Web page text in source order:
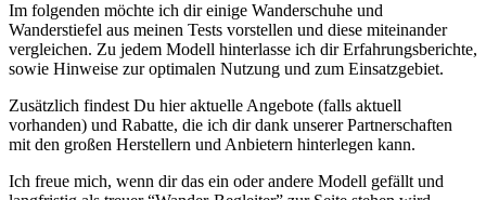
Im folgenden möchte ich dir einige Wanderschuhe und
Wanderstiefel aus meinen Tests vorstellen und diese miteinander
vergleichen. Zu jedem Modell hinterlasse ich dir Erfahrungsberichte,
sowie Hinweise zur optimalen Nutzung und zum Einsatzgebiet.
Zusätzlich findest Du hier aktuelle Angebote (falls aktuell
vorhanden) und Rabatte, die ich dir dank unserer Partnerschaften
mit den großen Herstellern und Anbietern hinterlegen kann.
Ich freue mich, wenn dir das ein oder andere Modell gefällt und